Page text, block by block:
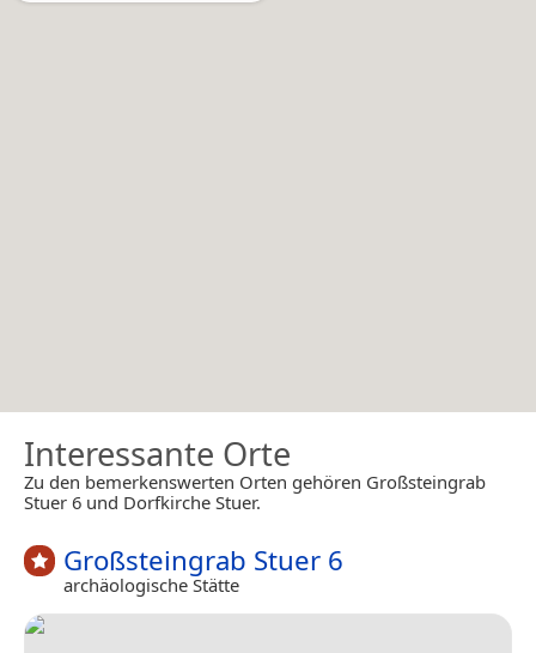
Interessante Orte
Zu den bemerkenswerten Orten gehören Großsteingrab
Stuer 6 und Dorfkirche Stuer.
Großsteingrab Stuer 6
archäologische Stätte